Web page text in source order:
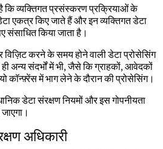
है कि व्यक्तिगत प्रसंस्करण प्रक्रियाओं के
एकत्र किए जाते हैं और इन व्यक्तिगत डेटा
संसाधित किया जाता है।
विज़िट करने के समय होने वाली डेटा प्रोसेसिंग
अन्य संदर्भों में भी, जैसे कि ग्राहकों, आवेदकों
कॉन्फ़्रेंस में भाग लेने के दौरान की प्रोसेसिंग।
डेटा संरक्षण नियमों और इस गोपनीयता
अधिकारी